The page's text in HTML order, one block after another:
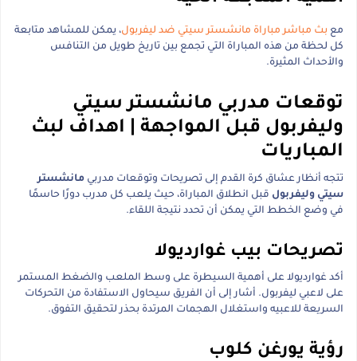
مع بث مباشر مباراة مانشستر سيتي ضد ليفربول، يمكن للمشاهد متابعة
كل لحظة من هذه المباراة التي تجمع بين تاريخ طويل من التنافس
والأحداث المثيرة.
توقعات مدربي مانشستر سيتي
وليفربول قبل المواجهة | اهداف لبث
المباريات
تتجه أنظار عشاق كرة القدم إلى تصريحات وتوقعات مدربي مانشستر
سيتي وليفربول قبل انطلاق المباراة، حيث يلعب كل مدرب دورًا حاسمًا
في وضع الخطط التي يمكن أن تحدد نتيجة اللقاء.
تصريحات بيب غوارديولا
أكد غوارديولا على أهمية السيطرة على وسط الملعب والضغط المستمر
على لاعبي ليفربول. أشار إلى أن الفريق سيحاول الاستفادة من التحركات
السريعة للاعبيه واستغلال الهجمات المرتدة بحذر لتحقيق التفوق.
رؤية يورغن كلوب